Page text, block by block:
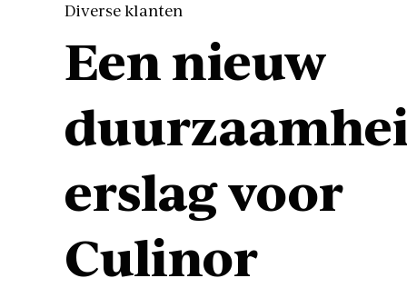
Diverse klanten
Een nieuw
erslag voor
Culinor